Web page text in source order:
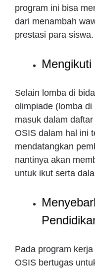
program ini bisa
dari menambah
prestasi para siswa.
Selain lomba di
olimpiade (lomba
masuk dalam
OSIS dalam hal ini
mendatangkan
nantinya akan
untuk ikut serta
Pada program
OSIS bertugas